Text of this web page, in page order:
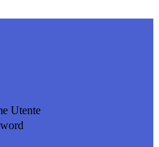
Utente